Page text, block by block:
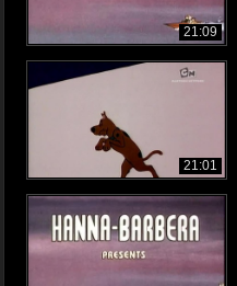
21:09
21:01